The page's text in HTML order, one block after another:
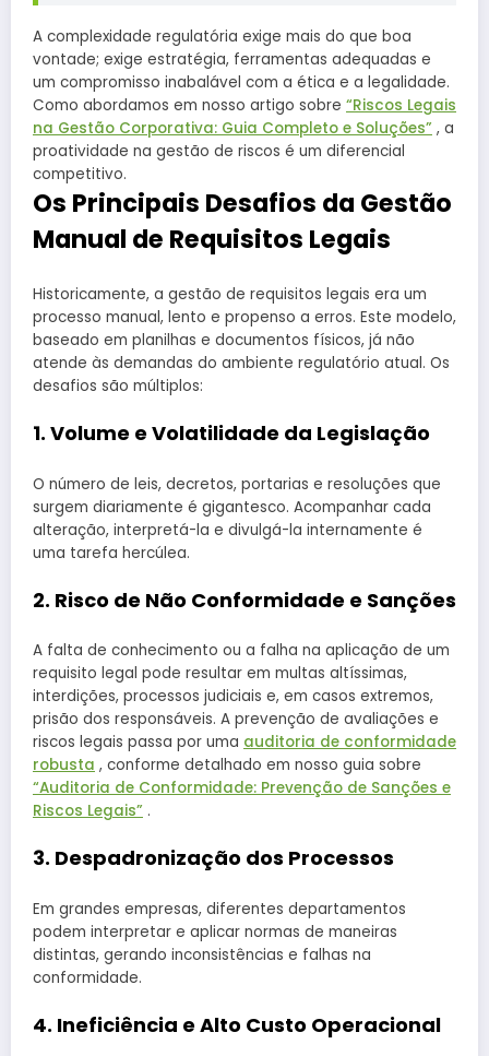
A complexidade regulatória exige mais do que boa
vontade; exige estratégia, ferramentas adequadas e
um compromisso inabalável com a ética e a legalidade.
Como abordamos em nosso artigo sobre “Riscos Legais
na Gestão Corporativa: Guia Completo e Soluções” , a
proatividade na gestão de riscos é um diferencial
competitivo.
Os Principais Desafios da Gestão
Manual de Requisitos Legais
Historicamente, a gestão de requisitos legais era um
processo manual, lento e propenso a erros. Este modelo,
baseado em planilhas e documentos físicos, já não
atende às demandas do ambiente regulatório atual. Os
desafios são múltiplos:
1. Volume e Volatilidade da Legislação
O número de leis, decretos, portarias e resoluções que
surgem diariamente é gigantesco. Acompanhar cada
alteração, interpretá-la e divulgá-la internamente é
uma tarefa hercúlea.
2. Risco de Não Conformidade e Sanções
A falta de conhecimento ou a falha na aplicação de um
requisito legal pode resultar em multas altíssimas,
interdições, processos judiciais e, em casos extremos,
prisão dos responsáveis. A prevenção de avaliações e
riscos legais passa por uma auditoria de conformidade
robusta , conforme detalhado em nosso guia sobre
“Auditoria de Conformidade: Prevenção de Sanções e
Riscos Legais” .
3. Despadronização dos Processos
Em grandes empresas, diferentes departamentos
podem interpretar e aplicar normas de maneiras
distintas, gerando inconsistências e falhas na
conformidade.
4. Ineficiência e Alto Custo Operacional